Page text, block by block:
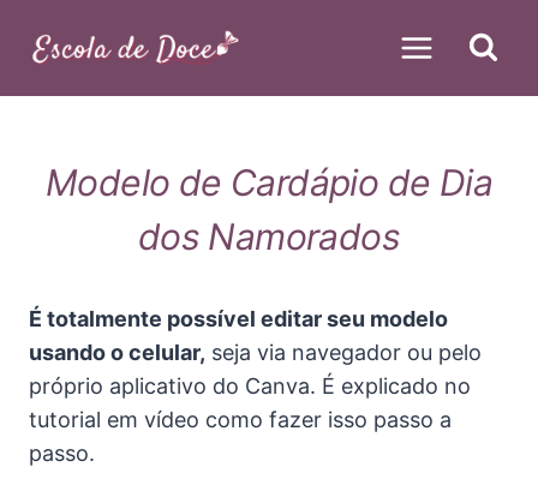
para
Modelo de Cardápio de Dia
dos Namorados
É totalmente possível editar seu modelo
usando o celular, seja via navegador ou pelo
próprio aplicativo do Canva. É explicado no
tutorial em vídeo como fazer isso passo a
passo.